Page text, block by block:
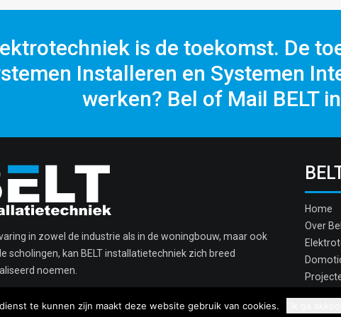
is de toekomst. De
Installeren en Systemen
werken? Bel of Mail BELT
in zowel de industrie als in de woningbouw, maar ook
scholingen, kan BELT installatietechniek zich breed
noemen.
Home
Over
te kunnen zijn maakt deze website gebruik van cookies.